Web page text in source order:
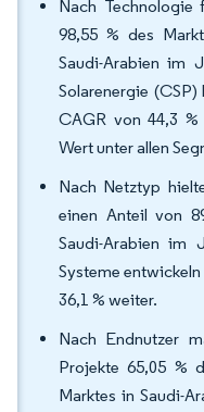
Nach Technologie
98,55 % des
Saudi-Arabien im
Solarenergie
CAGR von 44,3
Wert unter allen
Nach Netztyp
einen Anteil von
Saudi-Arabien im
Systeme
36,1 % weiter.
Nach Endnutzer
Projekte 65,05 %
Marktes in Saudi-